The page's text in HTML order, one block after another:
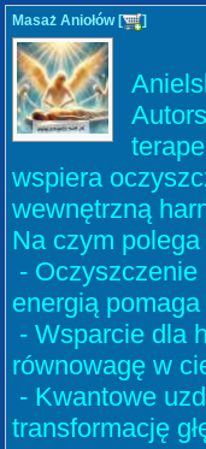
Masaż Aniołów [ ]
wspiera
wewnętrzną
Na czym
- Oczyszczenie
energią
- Wsparcie dla
równowagę w
- Kwantowe
transformację